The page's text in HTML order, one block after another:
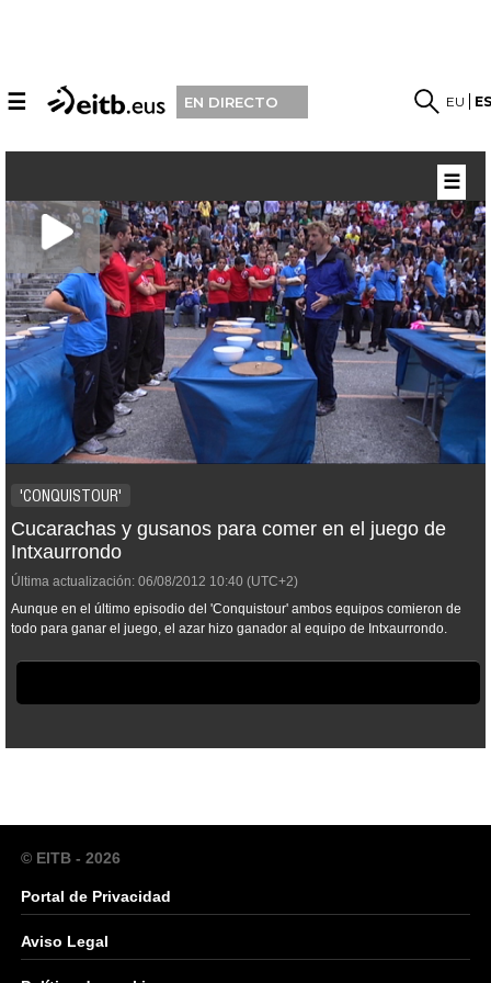
☰ EN DIRECTO EU
'CONQUISTOUR'
Cucarachas y gusanos para comer en el juego de
Intxaurrondo
Última actualización: 06/08/2012 10:40 (UTC+2)
Aunque en el último episodio del 'Conquistour' ambos equipos comieron de
todo para ganar el juego, el azar hizo ganador al equipo de Intxaurrondo.
☰
© EITB - 2026
Portal de Privacidad
Aviso Legal